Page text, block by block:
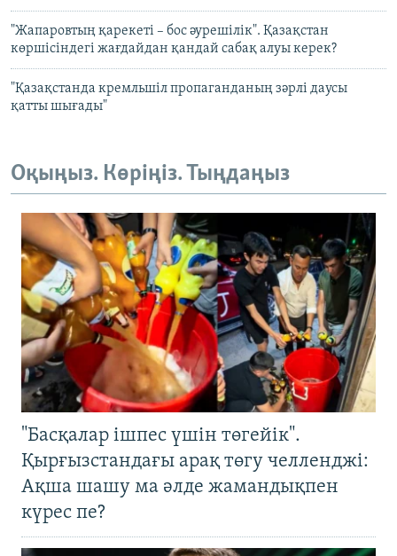
"Жапаровтың қарекеті – бос әурешілік". Қазақстан
көршісіндегі жағдайдан қандай сабақ алуы керек?
"Қазақстанда кремльшіл пропаганданың зәрлі даусы
қатты шығады"
Оқыңыз. Көріңіз. Тыңдаңыз
"Басқалар ішпес үшін төгейік".
Қырғызстандағы арақ төгу челленджі:
Ақша шашу ма әлде жамандықпен
күрес пе?